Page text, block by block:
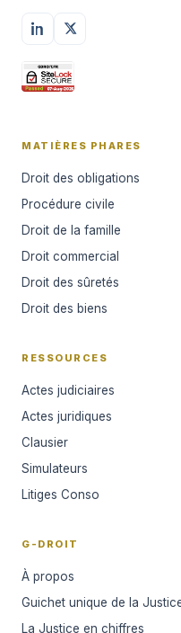
MATIÈRES PHARES
Droit des obligations
Procédure civile
Droit de la famille
Droit commercial
Droit des sûretés
Droit des biens
RESSOURCES
Actes judiciaires
Actes juridiques
Clausier
Simulateurs
Litiges Conso
G-DROIT
À propos
Guichet unique de la
La Justice en chiffres